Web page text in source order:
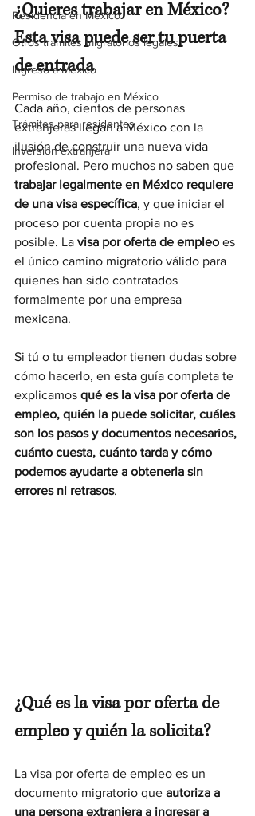
Residencia en México
Otros trámites migratorios legales
Ingreso a México
Permiso de trabajo en México
Trámites para residentes
Inversión extranjera
¿Quieres trabajar en México?
Esta visa puede ser tu puerta
de entrada
Cada año, cientos de personas
extranjeras llegan a México con la
ilusión de construir una nueva vida
profesional. Pero muchos no saben que
trabajar legalmente en México requiere
de una visa específica, y que iniciar el
proceso por cuenta propia no es
posible. La visa por oferta de empleo es
el único camino migratorio válido para
quienes han sido contratados
formalmente por una empresa
mexicana.
Si tú o tu empleador tienen dudas sobre
cómo hacerlo, en esta guía completa te
explicamos qué es la visa por oferta de
empleo, quién la puede solicitar, cuáles
son los pasos y documentos necesarios,
cuánto cuesta, cuánto tarda y cómo
podemos ayudarte a obtenerla sin
errores ni retrasos.
¿Qué es la visa por oferta de
empleo y quién la solicita?
La visa por oferta de empleo es un
documento migratorio que autoriza a
una persona extranjera a ingresar a